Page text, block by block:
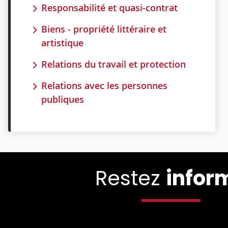
Responsabilité et quasi-contrat
Biens - propriété littéraire et
artistique
Relations du travail et protection
Relations avec les personnes
publiques
Restez